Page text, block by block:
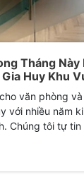
Tháng Này
Huy Khu
văn phòng
với nhiều năm
Chúng tôi tự tin